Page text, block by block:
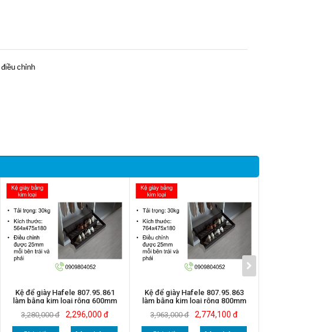
điều chỉnh
Kệ để giày Hafele 807.95.861
làm bằng kim loại rộng 600mm
3,280,000 đ 2,296,000 đ
Kệ để giày Hafele 807.95.863
làm bằng kim loại rộng 800mm
3,963,000 đ 2,774,100 đ